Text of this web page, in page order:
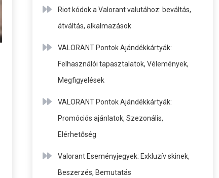
Riot kódok a Valorant valutához: beváltás,
átváltás, alkalmazások
VALORANT Pontok Ajándékkártyák:
Felhasználói tapasztalatok, Vélemények,
Megfigyelések
VALORANT Pontok Ajándékkártyák:
Promóciós ajánlatok, Szezonális,
Elérhetőség
Valorant Eseményjegyek: Exkluzív skinek,
Beszerzés, Bemutatás